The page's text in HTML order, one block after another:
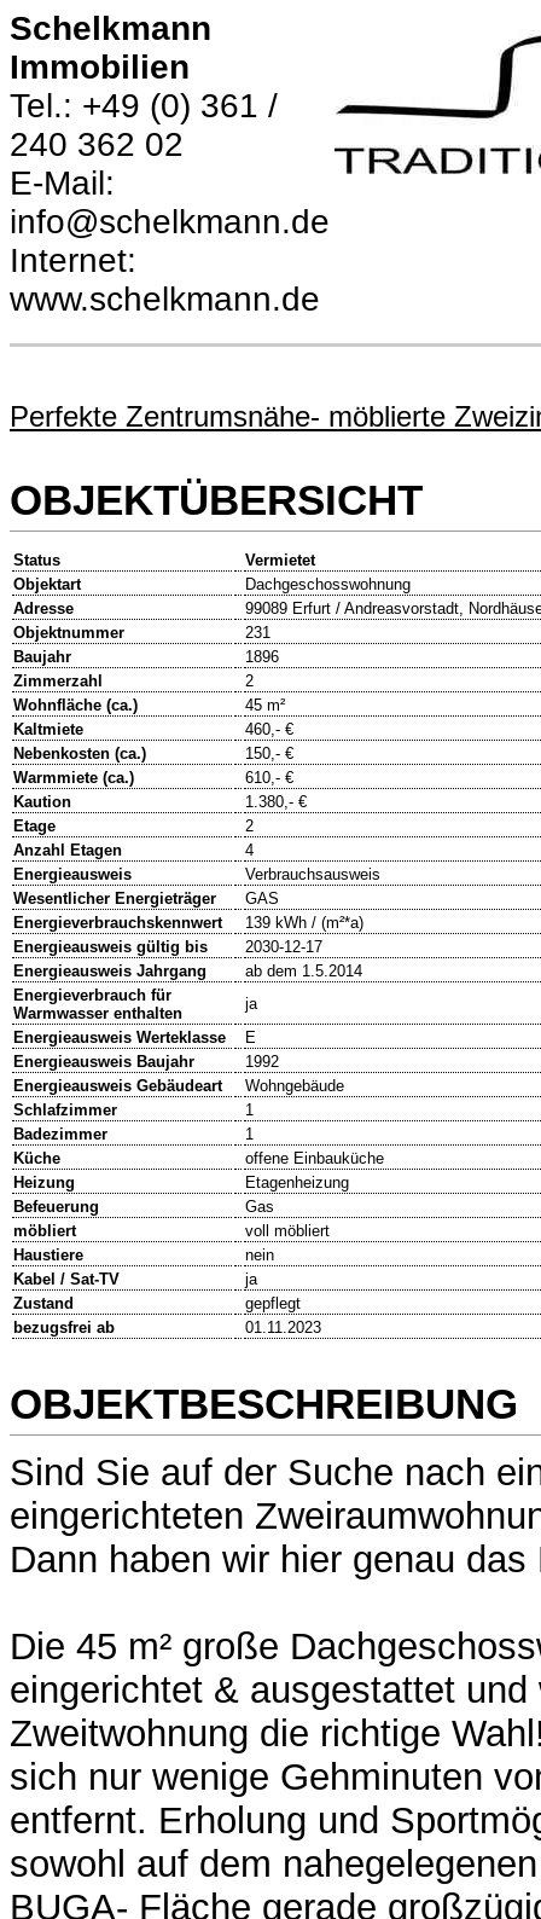
Schelkmann
Immobilien
Tel.: +49 (0) 361 /
240 362 02
E-Mail:
info@schelkmann.de
Internet:
www.schelkmann.de
Perfekte Zentrumsnähe- möblierte
OBJEKTÜBERSICHT
Status
Vermietet
Objektart
Dachgeschosswohnung
Adresse
99089 Erfurt / Andreasvorstadt,
Objektnummer
231
Baujahr
1896
Zimmerzahl
2
Wohnfläche (ca.)
45 m²
Kaltmiete
460,- €
Nebenkosten (ca.)
150,- €
Warmmiete (ca.)
610,- €
Kaution
1.380,- €
Etage
2
Anzahl Etagen
4
Energieausweis
Verbrauchsausweis
Wesentlicher Energieträger
GAS
Energieverbrauchskennwert
139 kWh / (m²*a)
Energieausweis gültig bis
2030-12-17
Energieausweis Jahrgang
ab dem 1.5.2014
Energieverbrauch für
Warmwasser enthalten
ja
Energieausweis Werteklasse
E
Energieausweis Baujahr
1992
Energieausweis Gebäudeart
Wohngebäude
Schlafzimmer
1
Badezimmer
1
Küche
offene Einbauküche
Heizung
Etagenheizung
Befeuerung
Gas
möbliert
voll möbliert
Haustiere
nein
Kabel / Sat-TV
ja
Zustand
gepflegt
bezugsfrei ab
01.11.2023
OBJEKTBESCHREIBUNG
Sind Sie auf der Suche nach
eingerichteten
Dann haben wir hier genau
Die 45 m² große
eingerichtet & ausgestattet
Zweitwohnung die richtige
sich nur wenige Gehminuten
entfernt. Erholung und
sowohl auf dem
BUGA- Fläche gerade